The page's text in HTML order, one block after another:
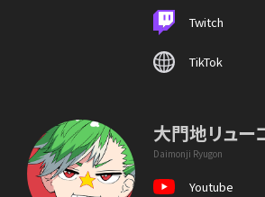
Twitch
TikTok
大門地リュー
Daimonji Ryugon
Youtube